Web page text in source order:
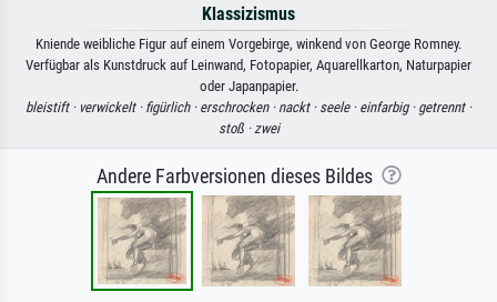
Klassizismus
Kniende weibliche Figur auf einem Vorgebirge, winkend von George Romney.
Verfügbar als Kunstdruck auf Leinwand, Fotopapier, Aquarellkarton, Naturpapier
oder Japanpapier.
bleistift · verwickelt · figürlich · erschrocken · nackt · seele · einfarbig · getrennt ·
stoß ·zwei
Andere Farbversionen dieses Bildes